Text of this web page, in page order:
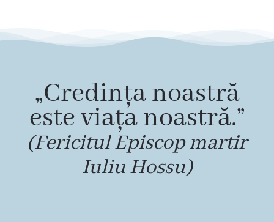
„Credința noastră
este viața noastră.”
(Fericitul Episcop martir
Iuliu Hossu)